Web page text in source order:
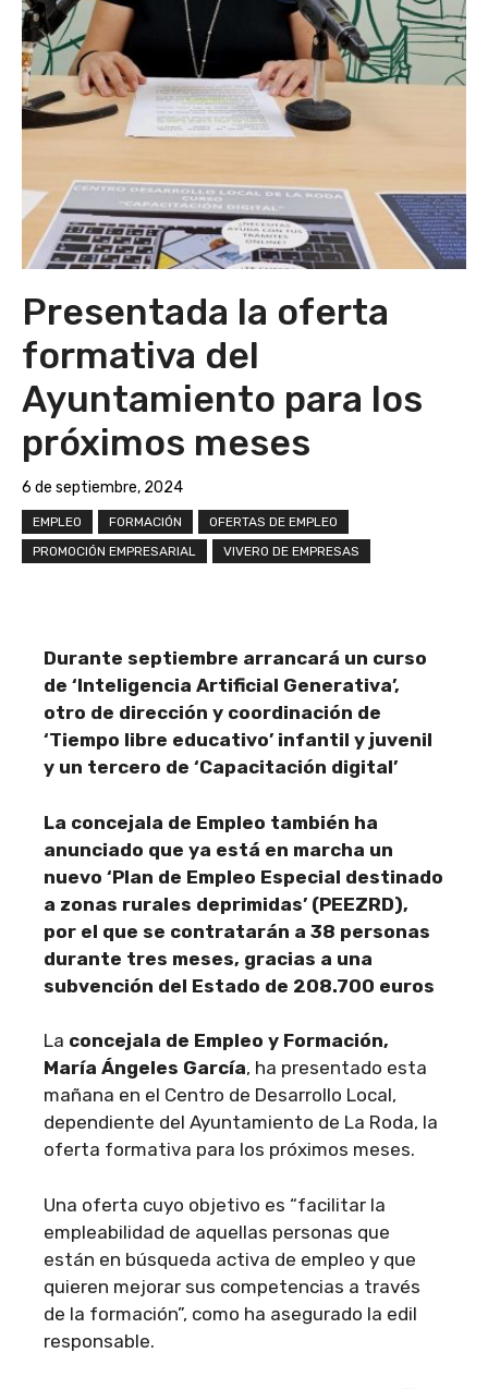
Presentada la oferta
formativa del
Ayuntamiento para los
próximos meses
6 de septiembre, 2024
EMPLEO FORMACIÓN
OFERTAS DE EMPLEO
PROMOCIÓN EMPRESARIAL
VIVERO DE EMPRESAS
Durante septiembre arrancará un curso
de ‘Inteligencia Artificial Generativa’,
otro de dirección y coordinación de
‘Tiempo libre educativo’ infantil y juvenil
y un tercero de ‘Capacitación digital’
La concejala de Empleo también ha
anunciado que ya está en marcha un
nuevo ‘Plan de Empleo Especial destinado
a zonas rurales deprimidas’ (PEEZRD),
por el que se contratarán a 38 personas
durante tres meses, gracias a una
subvención del Estado de 208.700 euros
La concejala de Empleo y Formación,
María Ángeles García, ha presentado esta
mañana en el Centro de Desarrollo Local,
dependiente del Ayuntamiento de La Roda, la
oferta formativa para los próximos meses.
Una oferta cuyo objetivo es “facilitar la
empleabilidad de aquellas personas que
están en búsqueda activa de empleo y que
quieren mejorar sus competencias a través
de la formación”, como ha asegurado la edil
responsable.